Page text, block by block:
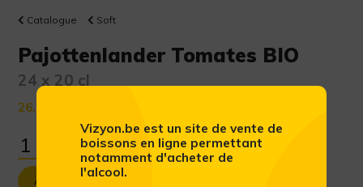
Catalogue Soft
Pajottenlander Tomates BIO
24 x 20 cl
26.76 €
Ajouter au panier
Vizyon.be est un site de vente de
boissons en ligne permettant
notamment d'acheter de
l'alcool.